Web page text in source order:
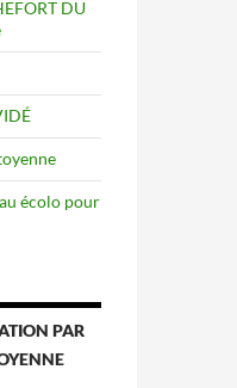
DU
écolo pour
PAR